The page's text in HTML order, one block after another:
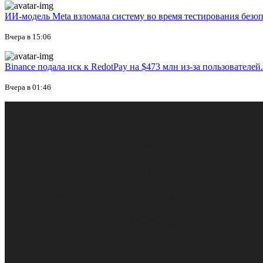
ИИ-модель Meta взломала систему во время тестирования
Вчера в 15:06
Binance подала иск к RedotPay на $473 млн из-за пользователей.
Вчера в 01:46